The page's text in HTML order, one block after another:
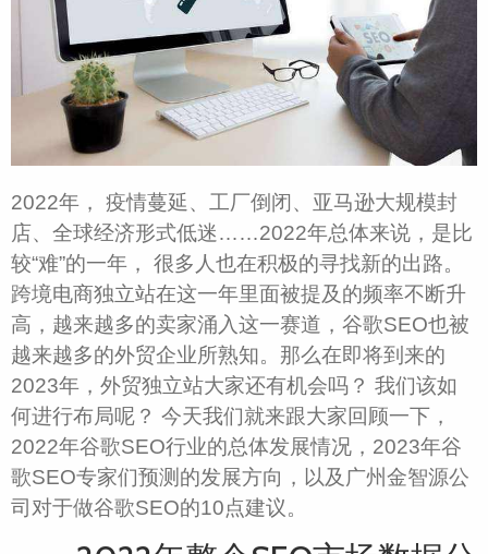
2022年， 疫情蔓延、工厂倒闭、亚马逊大规模封
店、全球经济形式低迷……2022年总体来说，是比
较“难”的一年， 很多人也在积极的寻找新的出路。
跨境电商独立站在这一年里面被提及的频率不断升
高，越来越多的卖家涌入这一赛道，谷歌SEO也被
越来越多的外贸企业所熟知。那么在即将到来的
2023年，外贸独立站大家还有机会吗？ 我们该如
何进行布局呢？ 今天我们就来跟大家回顾一下，
2022年谷歌SEO行业的总体发展情况，2023年谷
歌SEO专家们预测的发展方向，以及广州金智源公
司对于做谷歌SEO的10点建议。